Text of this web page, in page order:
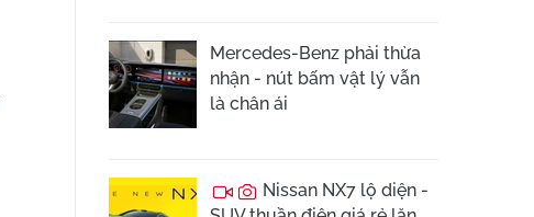
Mercedes-Benz phải thừa
nhận - nút bấm vật lý vẫn
là chân ái
Nissan NX7 lộ diện -